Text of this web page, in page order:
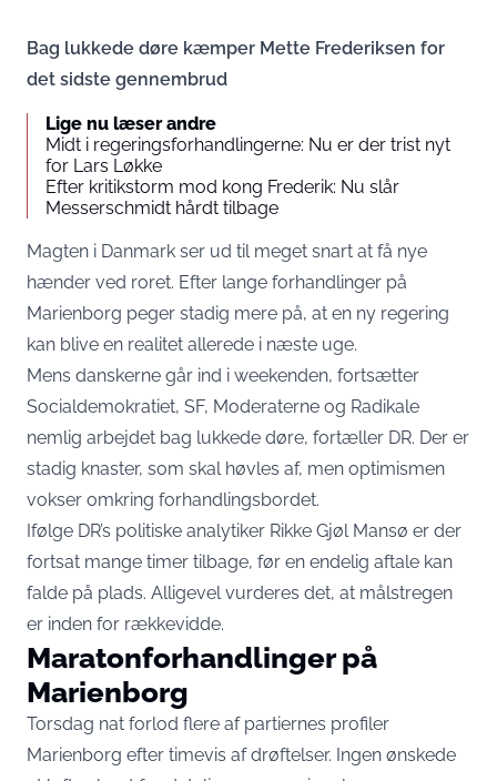
Bag lukkede døre kæmper Mette Frederiksen for
det sidste gennembrud
Lige nu læser andre
Midt i regeringsforhandlingerne: Nu er der trist nyt
for Lars Løkke
Efter kritikstorm mod kong Frederik: Nu slår
Messerschmidt hårdt tilbage
Magten i Danmark ser ud til meget snart at få nye
hænder ved roret. Efter lange forhandlinger på
Marienborg peger stadig mere på, at en ny regering
kan blive en realitet allerede i næste uge.
Mens danskerne går ind i weekenden, fortsætter
Socialdemokratiet, SF, Moderaterne og Radikale
nemlig arbejdet bag lukkede døre, fortæller DR. Der er
stadig knaster, som skal høvles af, men optimismen
vokser omkring forhandlingsbordet.
Ifølge DR’s politiske analytiker Rikke Gjøl Mansø er der
fortsat mange timer tilbage, før en endelig aftale kan
falde på plads. Alligevel vurderes det, at målstregen
er inden for rækkevidde.
Maratonforhandlinger på
Marienborg
Torsdag nat forlod flere af partiernes profiler
Marienborg efter timevis af drøftelser. Ingen ønskede